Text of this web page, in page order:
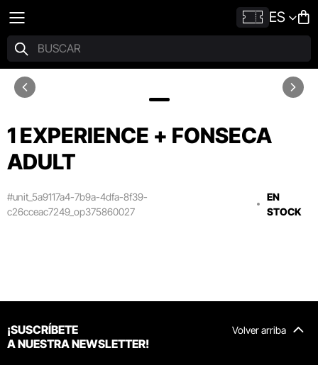
ES
1 EXPERIENCE + FONSECA
ADULT
#unit_5a9117a4-7b9a-4dfa-8f39-
c26cceac7249_op375860027
EN
STOCK
Volver arriba
¡SUSCRÍBETE
A NUESTRA NEWSLETTER!